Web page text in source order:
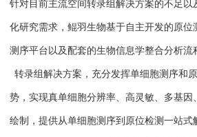
针对目前主流空间转录组解决方案的不足以
化研究需求，鲲羽生物基于自主开发的原
测序平台以及配套的生物信息学整合分析流
转录组解决方案，充分发挥单细胞测序和
势，实现真单细胞分辨率、高灵敏、多基
绘制，提供从单细胞测序到原位检测一站